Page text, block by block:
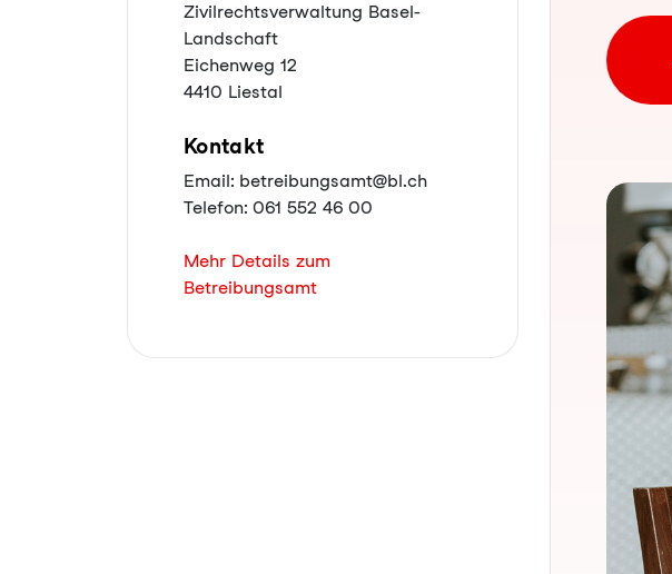
Zivilrechtsverwaltung Basel-
Landschaft
Eichenweg 12
4410 Liestal
Kontakt
Email: betreibungsamt@bl.ch
Telefon: 061 552 46 00
Mehr Details zum
Betreibungsamt